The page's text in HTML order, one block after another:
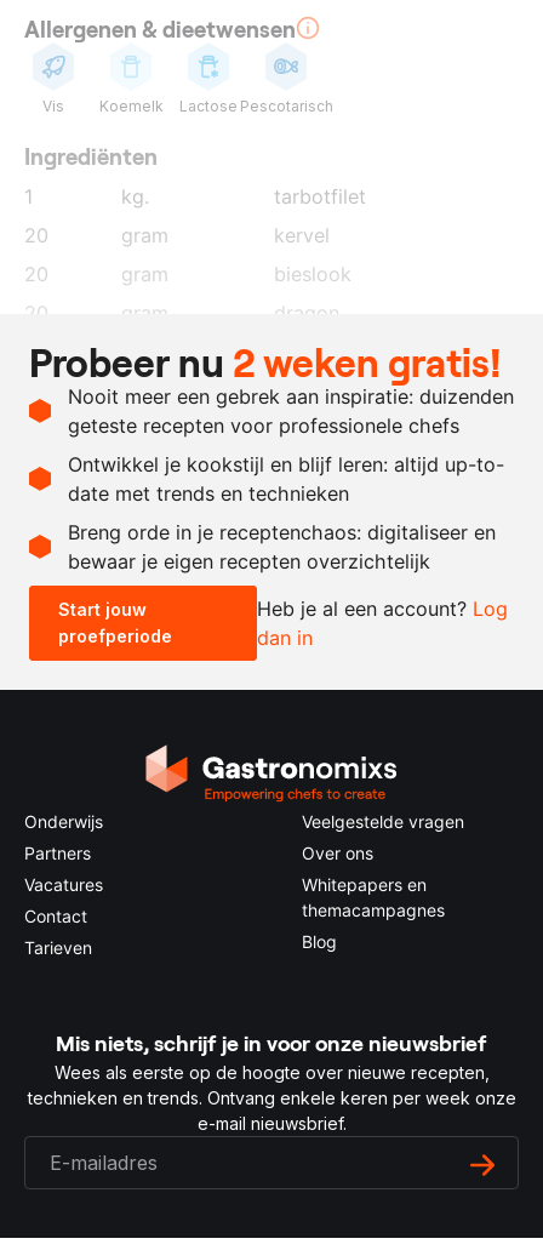
Allergenen & dieetwensen
Vis Koemelk Lactose Pescotarisch
Ingrediënten
1 kg.
tarbotfilet
20
gram
kervel
20
gram
bieslook
20
gram
dragon
naar
behoefte
boter
naar
zout
Recept omrekenen
- +
0.5x 1x 2x
Probeer nu 2 weken gratis!
Nooit meer een gebrek aan inspiratie: duizenden
geteste recepten voor professionele chefs
Ontwikkel je kookstijl en blijf leren: altijd up-to-
date met trends en technieken
Breng orde in je receptenchaos: digitaliseer en
bewaar je eigen recepten overzichtelijk
Start jouw
proefperiode
Heb je al een account? Log
dan in
Onderwijs
Partners
Vacatures
Contact
Tarieven
Veelgestelde vragen
Over ons
Whitepapers en
themacampagnes
Blog
Mis niets, schrijf je in voor onze nieuwsbrief
Wees als eerste op de hoogte over nieuwe recepten,
technieken en trends. Ontvang enkele keren per week onze
e-mail nieuwsbrief.